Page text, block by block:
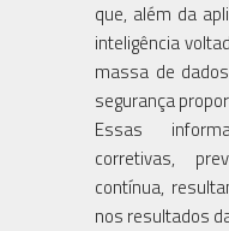
que, além da
inteligência
massa de
segurança
Essas
corretivas,
contínua,
nos resultados